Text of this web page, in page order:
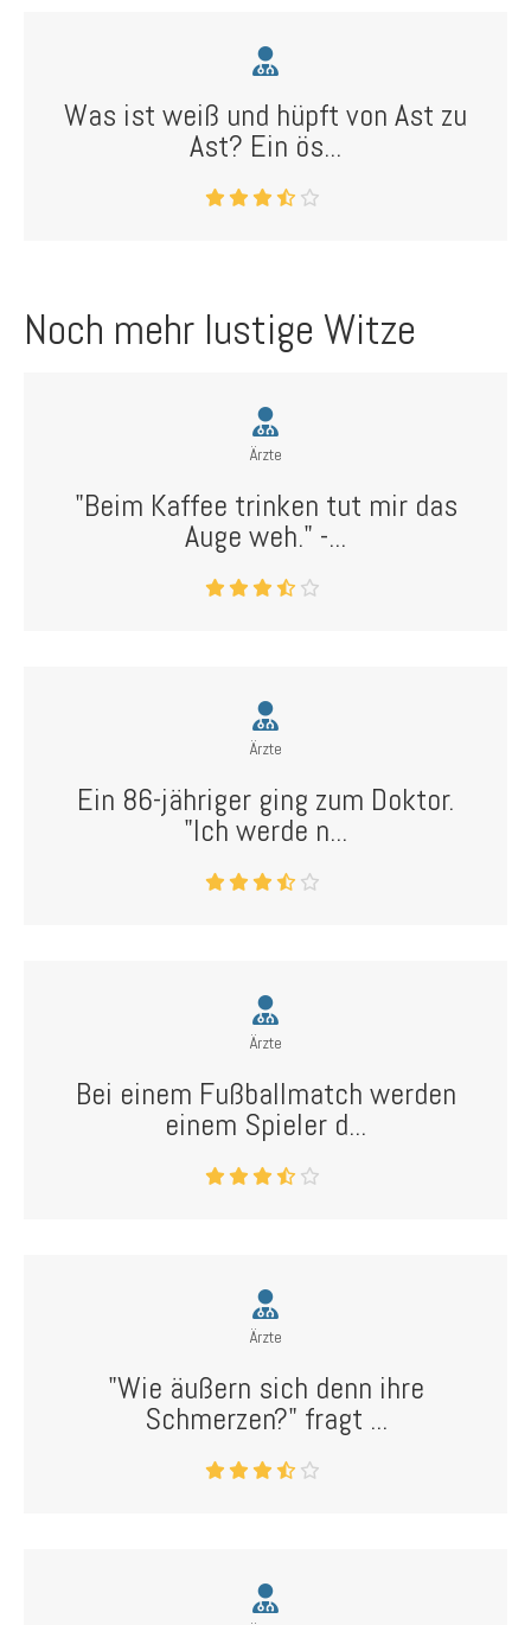
Was ist weiß und hüpft von Ast zu
Ast? Ein ös...
Noch mehr lustige Witze
Ärzte
"Beim Kaffee trinken tut mir das
Auge weh." -...
Ärzte
Ein 86-jähriger ging zum Doktor.
"Ich werde n...
Ärzte
Bei einem Fußballmatch werden
einem Spieler d...
Ärzte
"Wie äußern sich denn ihre
Schmerzen?" fragt ...